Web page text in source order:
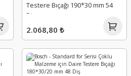
Testere Bıçağı 190*30 mm 54
Diş
2.068,80 ₺